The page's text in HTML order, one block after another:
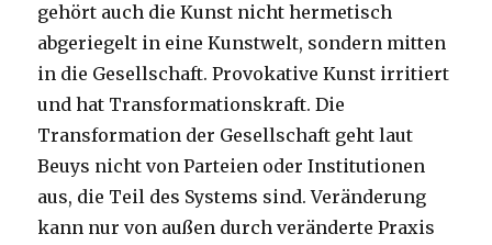
gehört auch die Kunst nicht hermetisch
abgeriegelt in eine Kunstwelt, sondern mitten
in die Gesellschaft. Provokative Kunst irritiert
und hat Transformationskraft. Die
Transformation der Gesellschaft geht laut
Beuys nicht von Parteien oder Institutionen
aus, die Teil des Systems sind. Veränderung
kann nur von außen durch veränderte Praxis